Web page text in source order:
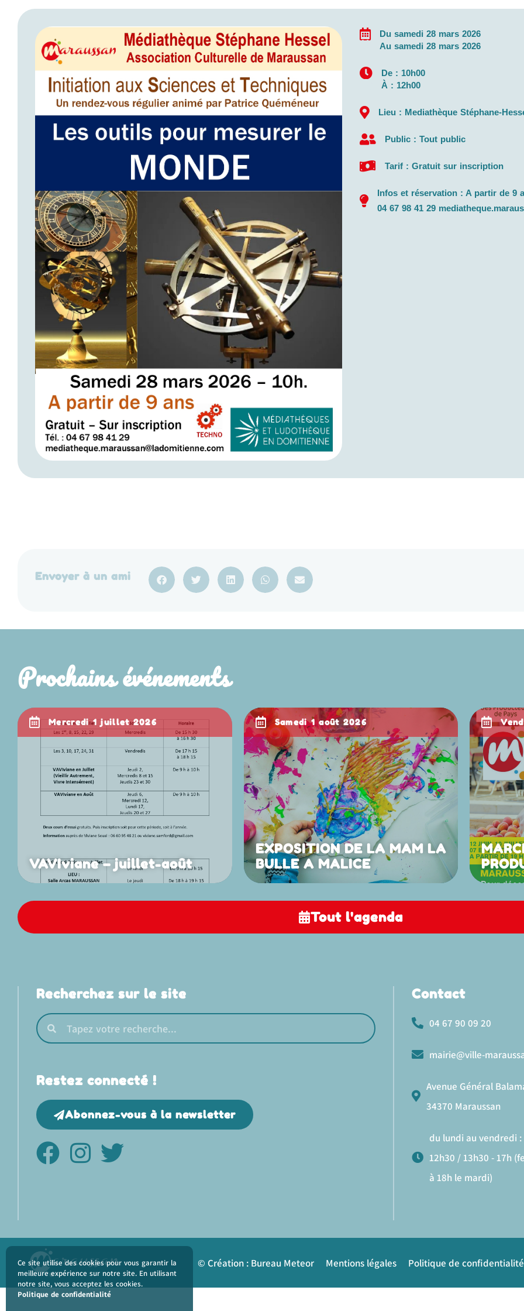
Du samedi 28 mars 2026
Au samedi 28 mars 2026
De : 10h00
À : 12h00
Lieu : Mediathèque Stéphane-
Public : Tout public
Tarif : Gratuit sur inscription
Infos et réservation : A partir de 9
04 67 98 41 29
Envoyer à un ami
Prochains événements
mercredi 1 juillet 2026
VAVIviane – juillet-août
samedi 1 août 2026
EXPOSITION DE LA MAM LA
BULLE A MALICE
Tout l'agenda
Recherchez sur le site
Restez connecté !
Abonnez-vous à la newsletter
Contact
04 67 90 09 20
mairie@ville-
Avenue Général
34370 Maraussan
du lundi au vendredi :
12h30 / 13h30 - 17h
à 18h le mardi)
Ce site utilise des cookies pour vous garantir la
meilleure expérience sur notre site. En utilisant
notre site, vous acceptez les cookies.
Politique de confidentialité
© Création : Bureau Meteor Mentions légales Politique de confidentialité